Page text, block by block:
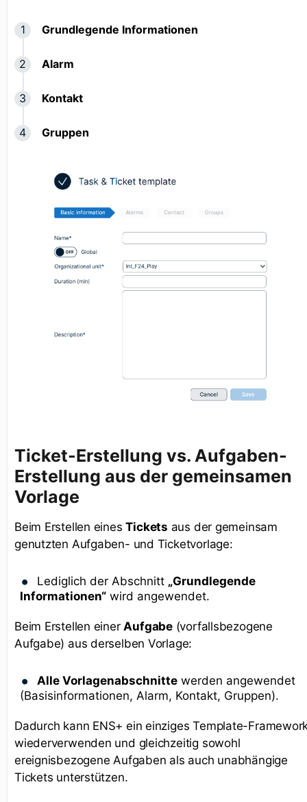
Grundlegende Informationen
Alarm
Kontakt
Gruppen
Ticket-Erstellung vs. Aufgaben-
Erstellung aus der gemeinsamen
Vorlage
Beim Erstellen einesTickets aus der gemeinsam
genutzten Aufgaben- und Ticketvorlage:
Lediglich der Abschnitt „Grundlegende
Informationen“ wird angewendet.
Beim Erstellen einerAufgabe(vorfallsbezogene
Aufgabe) aus derselben Vorlage:
Alle Vorlagenabschnitte werden angewendet
(Basisinformationen, Alarm, Kontakt, Gruppen).
Dadurch kann ENS+ ein einziges Template-
wiederverwenden und gleichzeitig sowohl
ereignisbezogene Aufgaben als auch unabhängige
Tickets unterstützen.